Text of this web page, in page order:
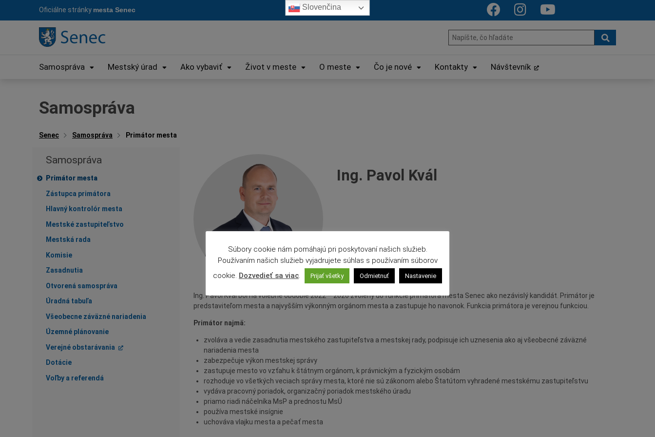
Oficiálne stránky mesta Senec
Hľadať:
Samospráva Mestský úrad Ako vybaviť Život v meste O meste Čo je nové Kontakty Návštevník
Samospráva
Senec Samospráva Primátor mesta
Samospráva
Primátor mesta
Zástupca primátora
Hlavný kontrolór mesta
Mestské zastupiteľstvo
Mestská rada
Komisie
Zasadnutia
Otvorená samospráva
Úradná tabuľa
Všeobecne záväzné nariadenia
Územné plánovanie
Verejné obstarávania
Dotácie
Voľby a referendá
Primátor
Ing. Pavol Kvál
Ing. Pavol Kvál bol na volebné obdobie 2022 – 2026 zvolený do funkcie primátora mesta Senec ako nezávislý kandidát. Primátor je
predstaviteľom mesta a najvyšším výkonným orgánom mesta a zastupuje ho navonok. Funkcia primátora je verejnou funkciou.
Primátor najmä:
zvoláva a vedie zasadnutia mestského zastupiteľstva a mestskej rady, podpisuje ich uznesenia ako aj všeobecné záväzné
nariadenia mesta
zabezpečuje výkon mestskej správy
zastupuje mesto vo vzťahu k štátnym orgánom, k právnickým a fyzickým osobám
rozhoduje vo všetkých veciach správy mesta, ktoré nie sú zákonom alebo Štatútom vyhradené mestskému zastupiteľstvu
vydáva pracovný poriadok, organizačný poriadok mestského úradu
priamo riadi náčelníka MsP a prednostu MsÚ
používa mestské insígnie
uchováva vlajku mesta a pečať mesta
Súbory cookie nám pomáhajú pri poskytovaní našich služieb.
Používaním našich služieb vyjadrujete súhlas s používaním súborov
cookie. Dozvedieť sa viac. Prijať všetky Odmietnuť Nastavenie
Slovenčina